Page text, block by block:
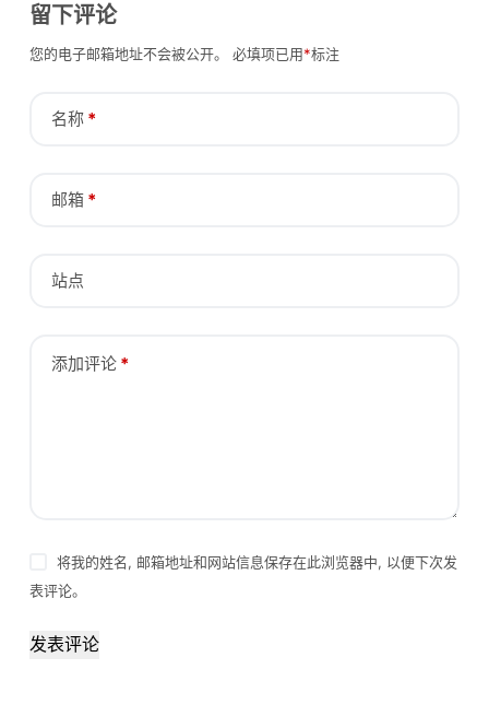
留下评论
您的电子邮箱地址不会被公开。 必填项已用*标注
名称*
邮箱*
站点
添加评论*
将我的姓名, 邮箱地址和网站信息保存在此浏览器中, 以便下次发
表评论。
发表评论